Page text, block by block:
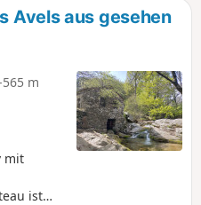
beginnt
den
zum
den
Avels aus gesehen
m
mit
ist